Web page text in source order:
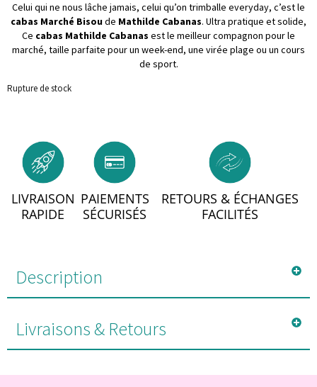
Celui qui ne nous lâche jamais, celui qu’on trimballe everyday, c’est le
cabas Marché Bisoude Mathilde Cabanas. Ultra pratique et solide,
Ce cabas Mathilde Cabanas est le meilleur compagnon pour le
marché, taille parfaite pour un week-end, une virée plage ou un cours
de sport.
Rupture de stock
LIVRAISON
RAPIDE
PAIEMENTS
SÉCURISÉS
RETOURS & ÉCHANGES
FACILITÉS
Description
Livraisons & Retours